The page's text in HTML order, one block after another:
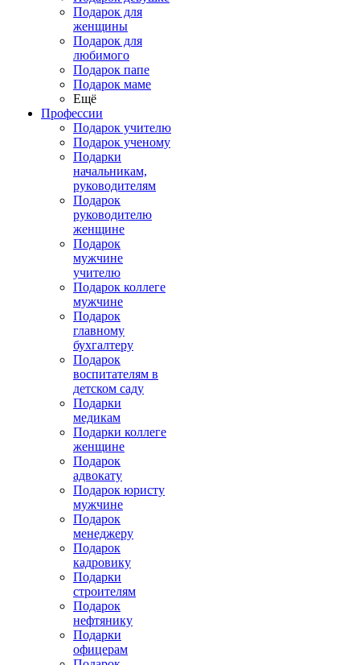
Подарок для
женщины
Подарок для
любимого
Подарок папе
Подарок маме
Ещё
Профессии
Подарок учителю
Подарок ученому
Подарки
начальникам,
руководителям
Подарок
руководителю
женщине
Подарок
мужчине
учителю
Подарок коллеге
мужчине
Подарок
главному
бухгалтеру
Подарок
воспитателям в
детском саду
Подарки
медикам
Подарки коллеге
женщине
Подарок
адвокату
Подарок юристу
мужчине
Подарок
менеджеру
Подарок
кадровику
Подарки
строителям
Подарок
нефтянику
Подарки
офицерам